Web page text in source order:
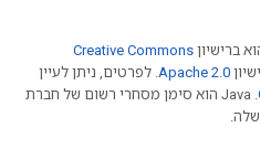
ברישיון Creative Commons
Apache 2.0. לפרטים, ניתן לעיין
.‏ Java הוא סימן מסחרי רשום של חברת